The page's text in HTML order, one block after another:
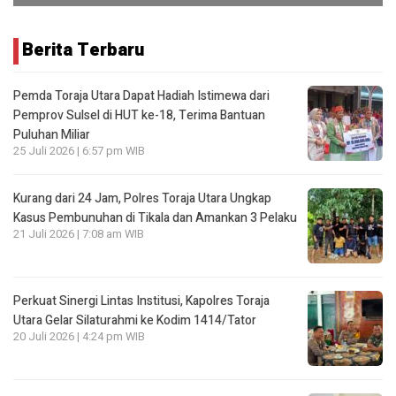
Berita Terbaru
Pemda Toraja Utara Dapat Hadiah Istimewa dari
Pemprov Sulsel di HUT ke-18, Terima Bantuan
Puluhan Miliar
25 Juli 2026 | 6:57 pm WIB
Kurang dari 24 Jam, Polres Toraja Utara Ungkap
Kasus Pembunuhan di Tikala dan Amankan 3 Pelaku
21 Juli 2026 | 7:08 am WIB
Perkuat Sinergi Lintas Institusi, Kapolres Toraja
Utara Gelar Silaturahmi ke Kodim 1414/Tator
20 Juli 2026 | 4:24 pm WIB